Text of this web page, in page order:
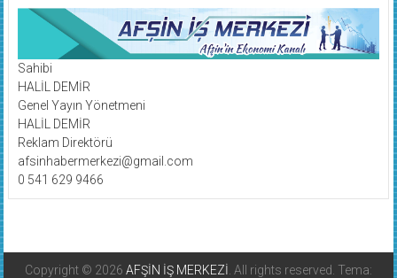
Sahibi
HALİL DEMİR
Genel Yayın Yönetmeni
HALİL DEMİR
Reklam Direktörü
afsinhabermerkezi@gmail.com
0 541 629 9466
Copyright © 2026 AFŞİN İŞ MERKEZİ. All rights reserved. Tema: